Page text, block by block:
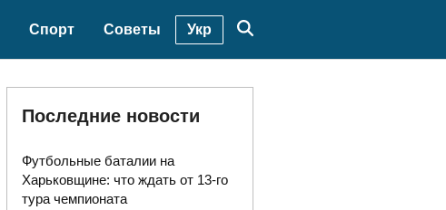
Спорт Советы Укр
Последние новости
Футбольные баталии на
Харьковщине: что ждать от 13-го
тура чемпионата